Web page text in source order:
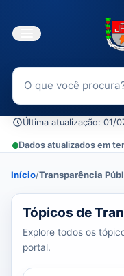
Buscar no Portal da
Última atualização: 01/
Dados atualizados em
Início/Transparência
37 tópicos
Tópicos de
Explore todos os
portal.